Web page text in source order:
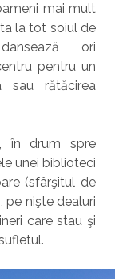
mai mult
la tot soiul de
ori
pentru un
sau rătăcirea
în drum spre
unei biblioteci
(sfârşitul de
pe nişte dealuri
care stau şi